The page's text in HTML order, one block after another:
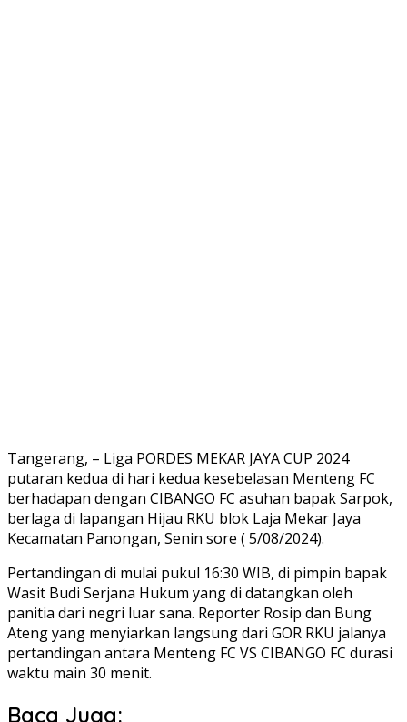
Tangerang, – Liga PORDES MEKAR JAYA CUP 2024
putaran kedua di hari kedua kesebelasan Menteng FC
berhadapan dengan CIBANGO FC asuhan bapak Sarpok,
berlaga di lapangan Hijau RKU blok Laja Mekar Jaya
Kecamatan Panongan, Senin sore ( 5/08/2024).
Pertandingan di mulai pukul 16:30 WIB, di pimpin bapak
Wasit Budi Serjana Hukum yang di datangkan oleh
panitia dari negri luar sana. Reporter Rosip dan Bung
Ateng yang menyiarkan langsung dari GOR RKU jalanya
pertandingan antara Menteng FC VS CIBANGO FC durasi
waktu main 30 menit.
Baca Juga: